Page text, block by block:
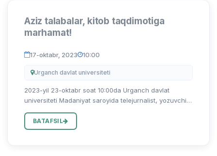
Aziz talabalar, kitob taqdimotiga
marhamat!
17-oktabr, 2023 10:00
Urganch davlat universiteti
2023-yil 23-oktabr soat 10:00da Urganch davlat
universiteti Madaniyat saroyida telejurnalist, yozuvchi,
Ahmad qalamiga mansub “OYNING OʻN BESHI...”
yodnoma kitobi ha...
BATAFSIL